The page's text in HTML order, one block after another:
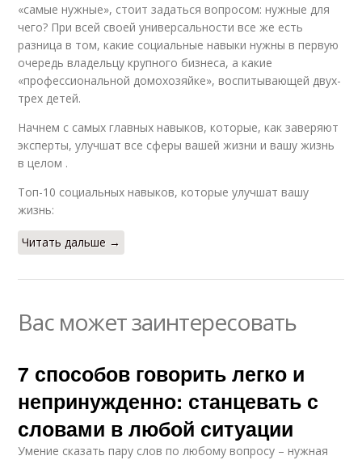
«самые нужные», стоит задаться вопросом: нужные для
чего? При всей своей универсальности все же есть
разница в том, какие социальные навыки нужны в первую
очередь владельцу крупного бизнеса, а какие
«профессиональной домохозяйке», воспитывающей двух-
трех детей.
Начнем с самых главных навыков, которые, как заверяют
эксперты, улучшат все сферы вашей жизни и вашу жизнь
в целом .
Топ-10 социальных навыков, которые улучшат вашу
жизнь:
Читать дальше →
Вас может заинтересовать
7 способов говорить легко и
непринужденно: станцевать с
словами в любой ситуации
Умение сказать пару слов по любому вопросу – нужная